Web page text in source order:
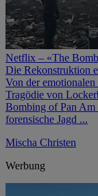
Netflix – «The
Die Rekonstruktion
Von der
Tragödie von
Bombing of Pan Am
forensische Jagd ...
Mischa Christen
Werbung